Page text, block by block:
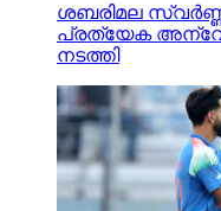
ശബരിമല
പ്രത്യേക
നടത്തി